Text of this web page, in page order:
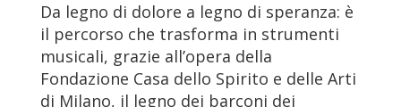
Da legno di dolore a legno di speranza: è
il percorso che trasforma in strumenti
musicali, grazie all’opera della
Fondazione Casa dello Spirito e delle Arti
di Milano, il legno dei barconi dei